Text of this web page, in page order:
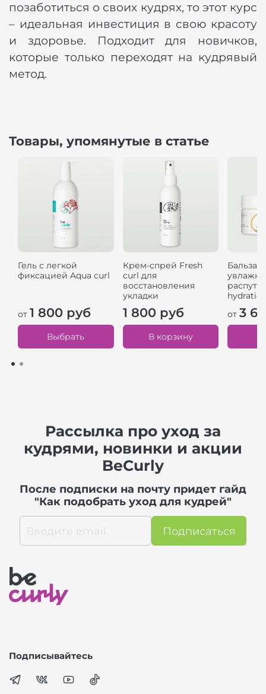
позаботиться о своих кудрях, то этот курс
– идеальная инвестиция в свою красоту
и здоровье. Подходит для новичков,
которые только переходят на кудрявый
метод.
Товары, упомянутые в статье
Гель с легкой
фиксацией Aqua curl
от 1 800 руб
Выбрать
Крем-спрей Fresh
curl для
восстановления
укладки
1 800 руб
В корзину
Бальзам
от 3
Рассылка про уход за
кудрями, новинки и акции
BeCurly
После подписки на почту придет гайд
"Как подобрать уход для кудрей"
Подписаться
Подписывайтесь